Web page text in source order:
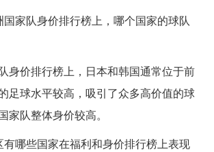
家队身价排行榜上，哪个国家的球队
身价排行榜上，日本和韩国通常位于前
足球水平较高，吸引了众多高价值的球
家队整体身价较高。
有哪些国家在福利和身价排行榜上表现